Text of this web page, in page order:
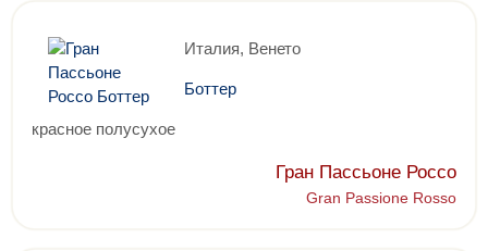
Италия, Венето
Боттер
красное полусухое
Гран Пассьоне Россо
Gran Passione Rosso